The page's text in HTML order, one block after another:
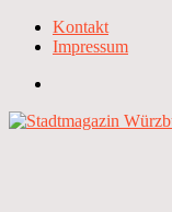
Kontakt
Impressum